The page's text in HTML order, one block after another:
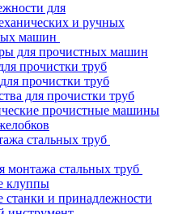
для
и ручных
машин
для прочистных машин
прочистки труб
прочистки труб
для прочистки труб
прочистные машины
стальных труб
монтажа стальных труб
клуппы
станки и принадлежности